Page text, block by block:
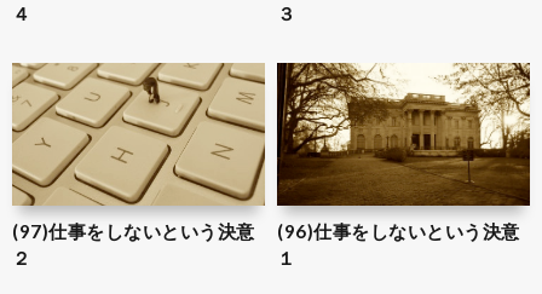
４
３
(97)仕事をしないという決意
２
(96)仕事をしないという決意
１